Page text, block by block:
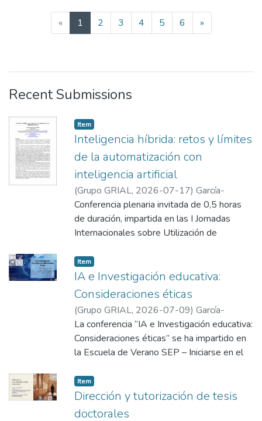
« 1(current)
2 3 4 5 6 »
Recent Submissions
Item
Inteligencia híbrida: retos y límites
de la automatización con
inteligencia artificial
(Grupo GRIAL, 2026-07-17) García-
Peñalvo, Francisco José
Conferencia plenaria invitada de 0,5 horas
de duración, impartida en las I Jornadas
Internacionales sobre Utilización de
Inteligencia Artificial Aplicadas a la
Neuropsicología y la Neurología: Retos y
Oportunidades, celebradas en la Escuela
Politécnica Superior de la Universidad de
Burgos el 17 de julio de 2026.
Se plantea una idea central: el futuro de la
inteligencia artificial en la educación no
debería orientarse a sustituir a docentes y
estudiantes, sino a construir sistemas de
inteligencia híbrida en los que las
capacidades humanas y artificiales se
complementen. Frente al mito de una
Item
IA e Investigación educativa:
Consideraciones éticas
(Grupo GRIAL, 2026-07-09) García-
Peñalvo, Francisco José
La conferencia “IA e Investigación educativa:
Consideraciones éticas” se ha impartido en
la Escuela de Verano SEP – Iniciarse en el
para el Doctorado, celebrada en el Campus
María Zambrano de Segovia de la
Universidad de Valladolid el día 9 de julio
Item
Dirección y tutorización de tesis
doctorales